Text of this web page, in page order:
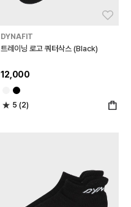
DYNAFIT
트레이닝 로고 쿼터삭스 (Black)
12,000
5 (2)